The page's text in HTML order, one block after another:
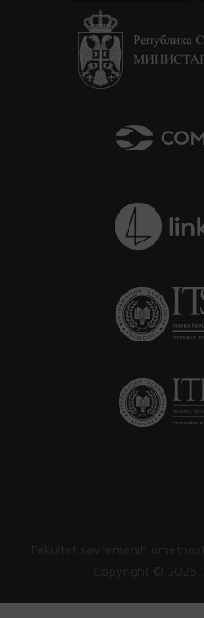
Fakultet savremenih
Copyright ©